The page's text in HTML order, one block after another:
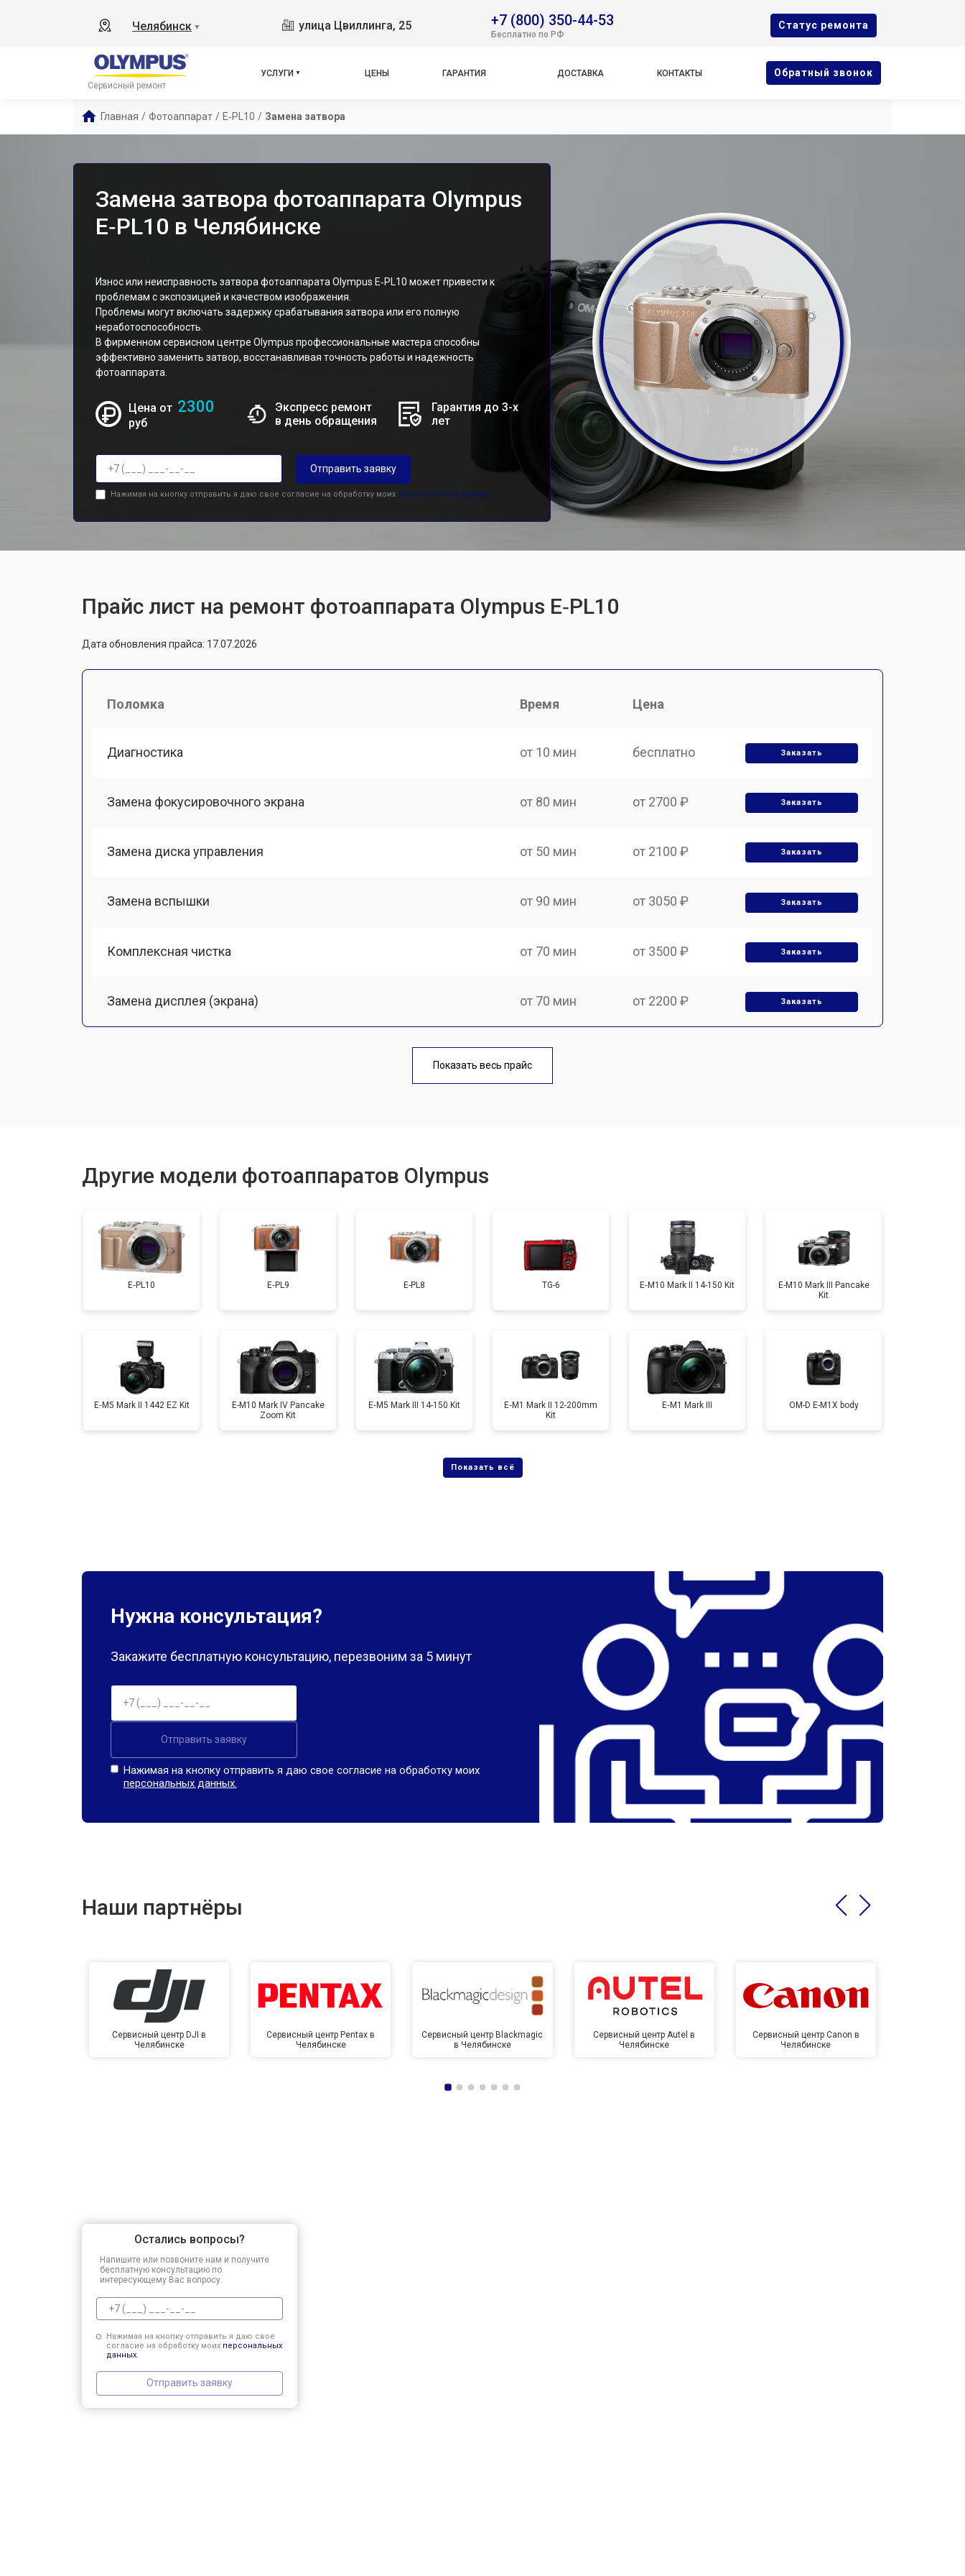
Челябинск ▼ улица Цвиллинга, 25 +7 (800) 350-44-53
Бесплатно по РФ
Cтатус ремонта
Сервисный ремонт
УСЛУГИ ЦЕНЫ ГАРАНТИЯ ДОСТАВКА КОНТАКТЫ Oбратный звонок
Главная / Фотоаппарат / E‑PL10 / Замена затвора
Замена затвора фотоаппарата Olympus
E‑PL10 в Челябинске
Износ или неисправность затвора фотоаппарата Olympus E‑PL10 может привести к
проблемам с экспозицией и качеством изображения.
Проблемы могут включать задержку срабатывания затвора или его полную
неработоспособность.
В фирменном сервисном центре Olympus профессиональные мастера способны
эффективно заменить затвор, восстанавливая точность работы и надежность
фотоаппарата.
Цена от 2300
руб
Экспресс ремонт
в день обращения
Гарантия до 3-х
лет
Отправить заявку
Нажимая на кнопку отправить я даю свое согласие на обработку моих персональных данных.
Прайс лист на ремонт фотоаппарата Olympus E‑PL10
Дата обновления прайса: 17.07.2026
Поломка Время Цена
Диагностика от 10 мин бесплатно Заказать
Замена фокусировочного экрана от 80 мин от 2700 ₽ Заказать
Замена диска управления от 50 мин от 2100 ₽ Заказать
Замена вспышки от 90 мин от 3050 ₽ Заказать
Комплексная чистка от 70 мин от 3500 ₽ Заказать
Замена дисплея (экрана) от 70 мин от 2200 ₽ Заказать
от 60 мин
Замена CCD/CMOS матрицы от 120 мин от 4300 ₽ Заказать
Заказать
Чистка матрицы от 90 мин от 3100 ₽ Заказать
Показать весь прайс
Другие модели фотоаппаратов Olympus
E‑PL10 E‑PL9 E-PL8 TG-6 E‑M10 Mark II 14-150 Kit
E-M10 Mark III Pancake
Kit
E‑M5 Mark II 1442 EZ Kit
E-M10 Mark IV Pancake
Zoom Kit
E‑M5 Mark III 14-150 Kit
E‑M1 Mark II 12-200mm
Kit
E‑M1 Mark III OM-D E-M1X body
Нужна консультация?
Закажите бесплатную консультацию, перезвоним за 5 минут
Отправить заявку
Нажимая на кнопку отправить я даю свое согласие на обработку моих
персональных данных.
Наши партнёры
Сервисный центр DJI в
Челябинске
Сервисный центр Pentax в
Челябинске
Сервисный центр Blackmagic
в Челябинске
Сервисный центр Autel в
Челябинске
Сервисный центр Canon в
Челябинске
Остались вопросы?
Напишите или позвоните нам и получите
бесплатную консультацию по
интересующему Вас вопросу.
Нажимая на кнопку отправить я даю свое
согласие на обработку моих персональных
данных.
Отправить заявку